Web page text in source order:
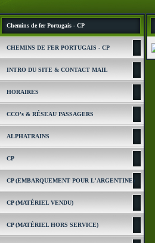
Chemins de fer Portugais - CP
CHEMINS DE FER PORTUGAIS - CP
INTRO DU SITE & CONTACT MAIL
HORAIRES
CCO's & RÉSEAU PASSAGERS
ALPHATRAINS
CP
CP (EMBARQUEMENT POUR L'ARGENTINE)
CP (MATÉRIEL VENDU)
CP (MATÉRIEL HORS SERVICE)